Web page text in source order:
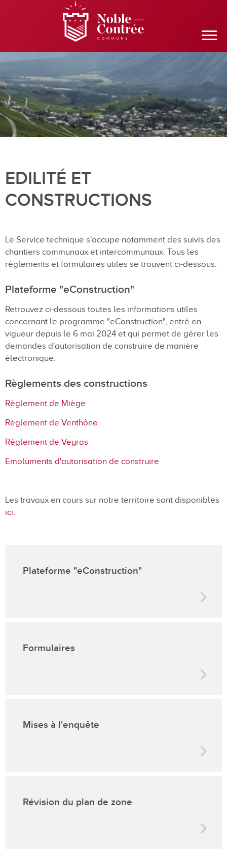
EDILITÉ ET
CONSTRUCTIONS
Le Service technique s'occupe notamment des suivis des
chantiers communaux et intercommunaux. Tous les
règlements et formulaires utiles se trouvent ci-dessous.
Plateforme "eConstruction"
Retrouvez ci-dessous toutes les informations utiles
concernant le programme "eConstruction", entré en
vigueur depuis le 6 mai 2024 et qui permet de gérer les
demandes d'autorisation de construire de manière
électronique.
Règlements des constructions
Règlement de Miège
Règlement de Venthône
Règlement de Veyras
Emoluments d'autorisation de construire
Les travaux en cours sur notre territoire sont disponibles
ici.
Plateforme "eConstruction"
Formulaires
Mises à l'enquête
Révision du plan de zone